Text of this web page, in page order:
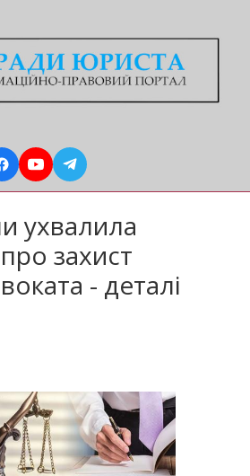
ухвалила
захист
- деталі